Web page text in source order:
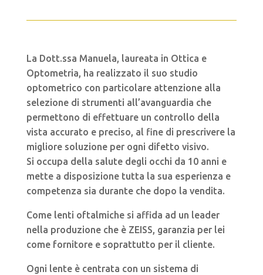
La Dott.ssa Manuela, laureata in Ottica e
Optometria, ha realizzato il suo studio
optometrico con particolare attenzione alla
selezione di strumenti all’avanguardia che
permettono di effettuare un controllo della
vista accurato e preciso, al fine di prescrivere la
migliore soluzione per ogni difetto visivo.
Si occupa della salute degli occhi da 10 anni e
mette a disposizione tutta la sua esperienza e
competenza sia durante che dopo la vendita.
Come lenti oftalmiche si affida ad un leader
nella produzione che è ZEISS, garanzia per lei
come fornitore e soprattutto per il cliente.
Ogni lente è centrata con un sistema di